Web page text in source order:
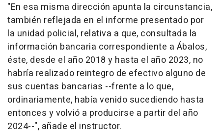
"En esa misma dirección apunta la circunstancia,
también reflejada en el informe presentado por
la unidad policial, relativa a que, consultada la
información bancaria correspondiente a Ábalos,
éste, desde el año 2018 y hasta el año 2023, no
habría realizado reintegro de efectivo alguno de
sus cuentas bancarias --frente a lo que,
ordinariamente, había venido sucediendo hasta
entonces y volvió a producirse a partir del año
2024--", añade el instructor.